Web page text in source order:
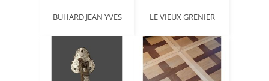
BUHARD JEAN YVES LE VIEUX GRENIER